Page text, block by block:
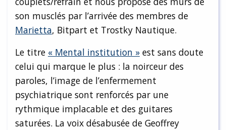
son musclés par l’arrivée des membres de
Marietta, Bitpart et Trostky Nautique.
Le titre « Mental institution » est sans doute
celui qui marque le plus : la noirceur des
paroles, l’image de l’enfermement
psychiatrique sont renforcés par une
rythmique implacable et des guitares
saturées. La voix désabusée de Geoffrey